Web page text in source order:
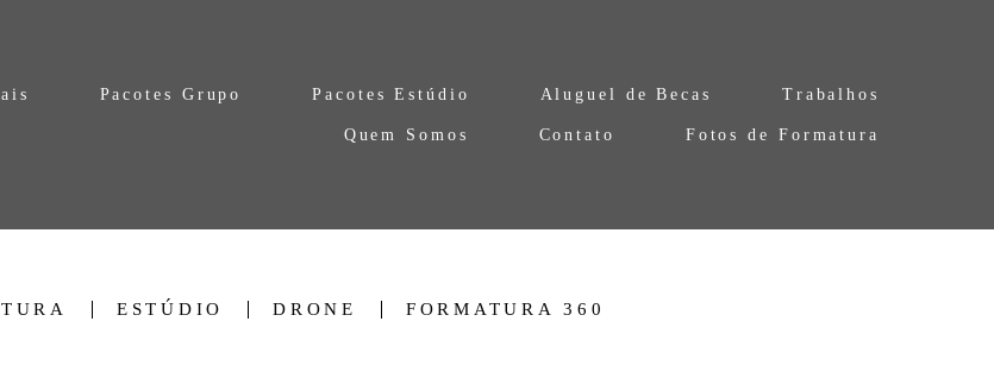
Pacotes Grupo Pacotes Estúdio Aluguel de Becas Trabalhos
Quem Somos Contato Fotos de Formatura
ESTÚDIO DRONE FORMATURA 360